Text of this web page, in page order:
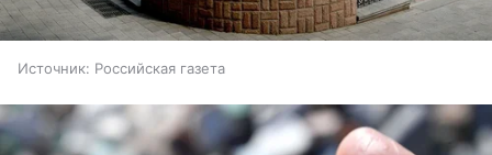
Источник: Российская газета